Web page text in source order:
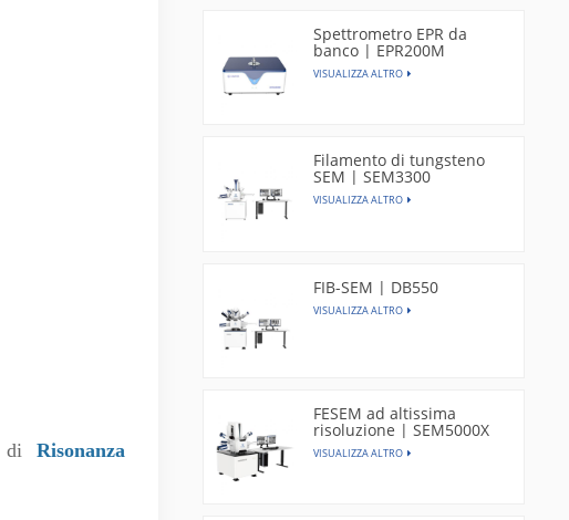
diRisonanza
Spettrometro EPR da
banco | EPR200M
VISUALIZZA ALTRO
Filamento di tungsteno
SEM | SEM3300
VISUALIZZA ALTRO
FIB-SEM | DB550
VISUALIZZA ALTRO
FESEM ad altissima
risoluzione | SEM5000X
VISUALIZZA ALTRO